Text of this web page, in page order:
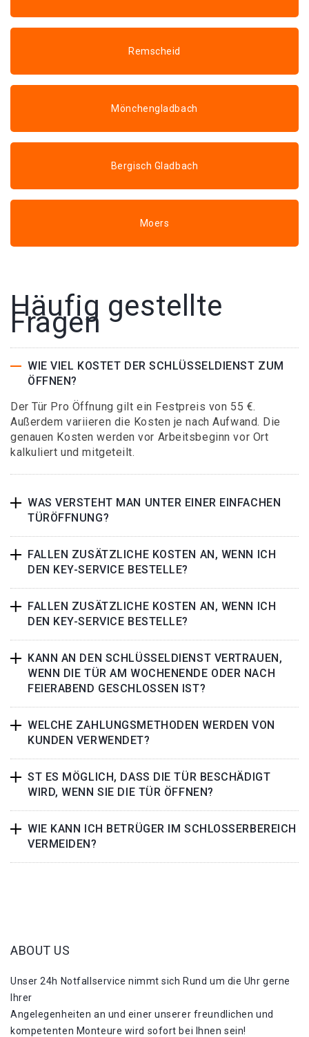
Remscheid
Mönchengladbach
Bergisch Gladbach
Moers
Häufig gestellte
Fragen
WIE VIEL KOSTET DER SCHLÜSSELDIENST ZUM
ÖFFNEN?
Der Tür Pro Öffnung gilt ein Festpreis von 55 €.
Außerdem variieren die Kosten je nach Aufwand. Die
genauen Kosten werden vor Arbeitsbeginn vor Ort
kalkuliert und mitgeteilt.
WAS VERSTEHT MAN UNTER EINER EINFACHEN
TÜRÖFFNUNG?
FALLEN ZUSÄTZLICHE KOSTEN AN, WENN ICH
DEN KEY-SERVICE BESTELLE?
FALLEN ZUSÄTZLICHE KOSTEN AN, WENN ICH
DEN KEY-SERVICE BESTELLE?
KANN AN DEN SCHLÜSSELDIENST VERTRAUEN,
WENN DIE TÜR AM WOCHENENDE ODER NACH
FEIERABEND GESCHLOSSEN IST?
WELCHE ZAHLUNGSMETHODEN WERDEN VON
KUNDEN VERWENDET?
ST ES MÖGLICH, DASS DIE TÜR BESCHÄDIGT
WIRD, WENN SIE DIE TÜR ÖFFNEN?
WIE KANN ICH BETRÜGER IM SCHLOSSERBEREICH
VERMEIDEN?
ABOUT US
Unser 24h Notfallservice nimmt sich Rund um die Uhr gerne
Ihrer
Angelegenheiten an und einer unserer freundlichen und
kompetenten Monteure wird sofort bei Ihnen sein!